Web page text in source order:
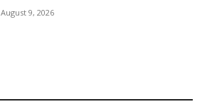
August 9, 2026